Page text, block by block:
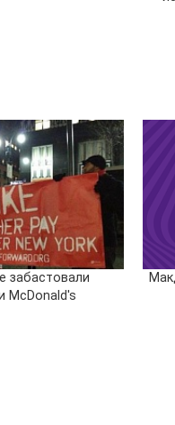
забастовали
McDonald's